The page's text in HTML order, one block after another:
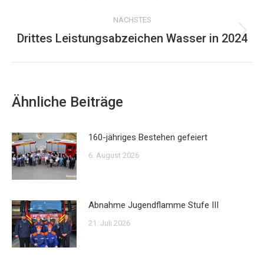
NÄCHSTES
Nächster
Drittes Leistungsabzeichen Wasser in 2024
Ähnliche Beiträge
160-jähriges Bestehen gefeiert
6. August 2026
Abnahme Jugendflamme Stufe III
21. Juli 2026